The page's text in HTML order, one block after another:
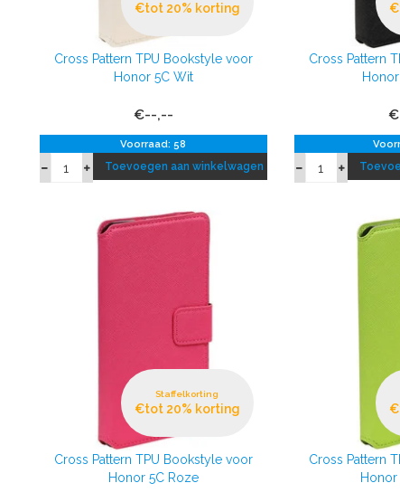
€tot 20% korting
Cross Pattern TPU Bookstyle voor
Honor 5C Wit
€--,--
Voorraad: 58
Toevoegen aan winkelwagen
Cross Pattern
Staffelkorting
€tot 20% korting
Cross Pattern TPU Bookstyle voor
Honor 5C Roze
Cross Pattern
Honor